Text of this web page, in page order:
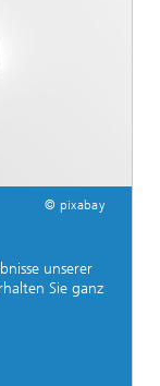
© pixabay
unserer
Sie ganz